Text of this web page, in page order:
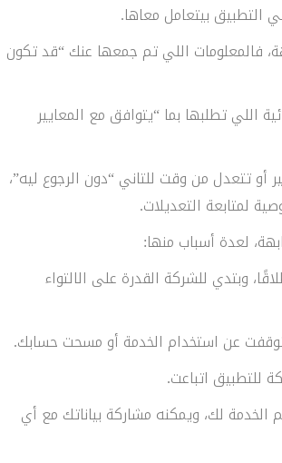
التطبيق بيتعامل معاها.
فالمعلومات اللي تم جمعها عنك “قد تكون
اللي تطلبها بما “يتوافق مع المعايير
تتعدل من وقت للتاني “دون الرجوع ليه”،
لمتابعة التعديلات.
لعدة أسباب منها:
وبتدي للشركة القدرة على الالتواء
عن استخدام الخدمة أو مسحت حسابك.
للتطبيق اتباعت.
الخدمة لك، ويمكنه مشاركة بياناتك مع أي